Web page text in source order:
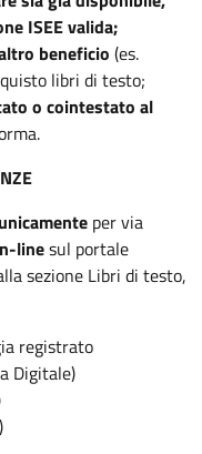
ISEE valida;
beneficio (es.
libri di testo;
o cointestato al
unicamente per via
linesul portale
sezione Libri di testo,
registrato
Digitale)